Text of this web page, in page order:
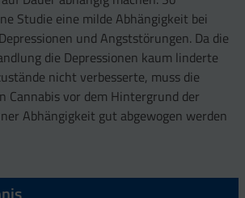
Studie eine milde Abhängigkeit bei
und Angststörungen. Da die
die Depressionen kaum linderte
nicht verbesserte, muss die
Cannabis vor dem Hintergrund der
Abhängigkeit gut abgewogen werden